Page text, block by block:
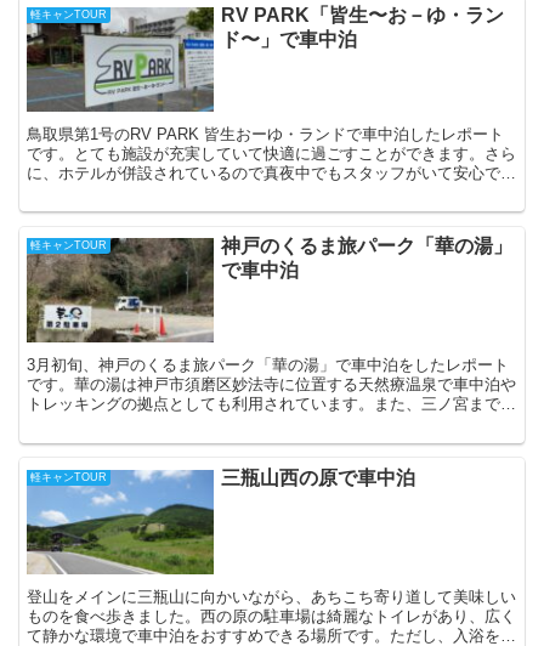
軽キャンTOUR
RV PARK「皆生〜お－ゆ・ラン
ド〜」で車中泊
鳥取県第1号のRV PARK 皆生おーゆ・ランドで車中泊したレポート
です。とても施設が充実していて快適に過ごすことができます。さら
に、ホテルが併設されているので真夜中でもスタッフがいて安心で
軽キャンTOUR
神戸のくるま旅パーク「華の湯」
で車中泊
3月初旬、神戸のくるま旅パーク「華の湯」で車中泊をしたレポート
です。華の湯は神戸市須磨区妙法寺に位置する天然療温泉で車中泊や
トレッキングの拠点としても利用されています。また、三ノ宮までも
軽キャンTOUR 三瓶山西の原で車中泊
登山をメインに三瓶山に向かいながら、あちこち寄り道して美味しい
ものを食べ歩きました。西の原の駐車場は綺麗なトイレがあり、広く
て静かな環境で車中泊をおすすめできる場所です。ただし、入浴を済